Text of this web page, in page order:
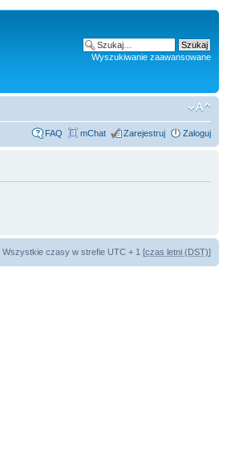
Wyszukiwanie zaawansowane
FAQ mChat Zarejestruj Zaloguj
Wszystkie czasy w strefie UTC + 1 [czas letni (DST)]